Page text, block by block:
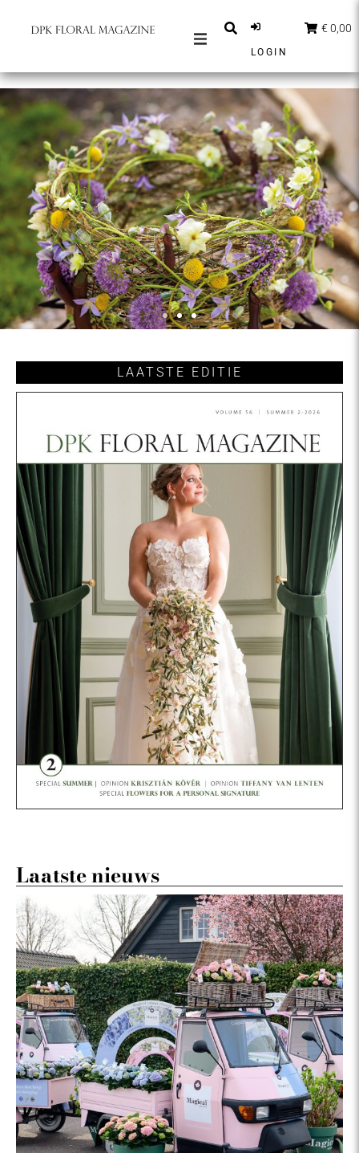
BERICHTEN
INSPIRATIE
PARTNERS
SHOP
NEDERLANDS
ABONNEER
LOGIN
€ 0,00
Special
Zomer
LAATSTE EDITIE
Laatste nieuws